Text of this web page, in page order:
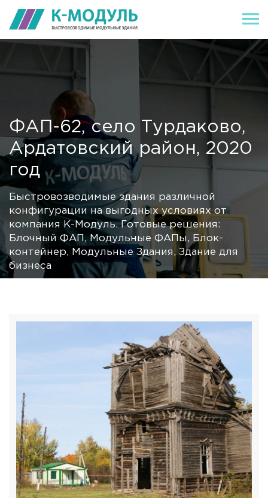
ФАП-62, село Турдаково,
Ардатовский район, 2020
год
Быстровозводимые здания различной
конфигурации на выгодных условиях от
компания К-Модуль. Готовые решения:
Блочный ФАП, Модульные ФАПы, Блок-
контейнер, Модульные Здания, Здание для
бизнеса